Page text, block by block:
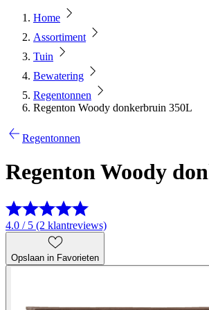
Home
Assortiment
Tuin
Bewatering
Regentonnen
Regenton Woody donkerbruin 350L
Regentonnen
Regenton Woody
4.0 / 5 (2 klantreviews)
Opslaan in Favorieten